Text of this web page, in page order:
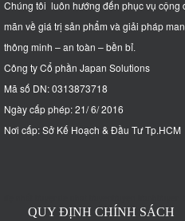
Chúng tôi luôn hướng đến phục vụ cộng
mãn về giá trị sản phẩm và giải pháp
thông minh – an toàn – bền bỉ.
Công ty Cổ phần Japan Solutions
Mã số DN: 0313873718
Ngày cấp phép: 21/ 6/ 2016
Nơi cấp: Sở Kế Hoạch & Đầu Tư Tp.HCM
QUY ĐỊNH CHÍNH SÁCH